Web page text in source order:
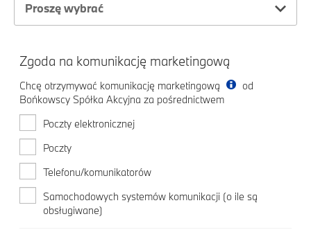
Proszę wybrać
Zgoda na komunikację marketingową
Chcę otrzymywać komunikację marketingową
od
Bońkowscy Spółka Akcyjna za pośrednictwem
Poczty elektronicznej
Poczty
Telefonu/komunikatorów
Samochodowych systemów komunikacji (o ile są
obsługiwane)